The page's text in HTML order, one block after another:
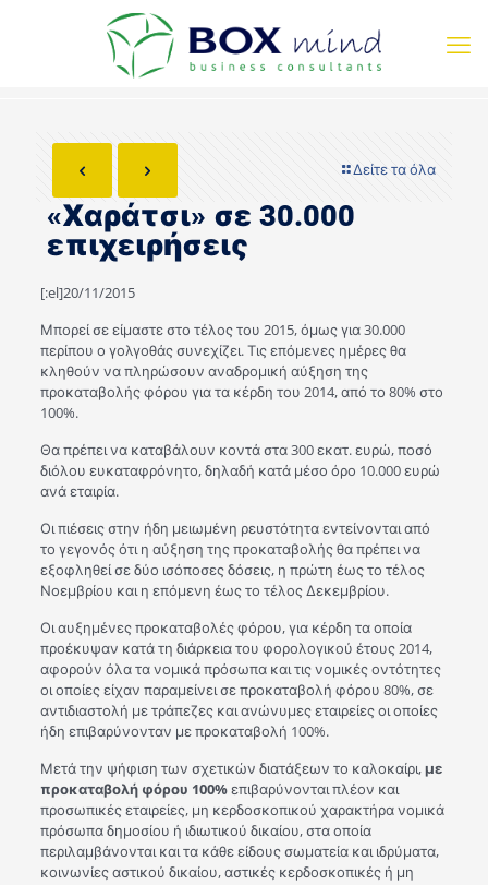
Δείτε τα όλα
«Χαράτσι» σε 30.000
επιχειρήσεις
[:el]20/11/2015
Μπορεί σε είμαστε στο τέλος του 2015, όμως για 30.000
περίπου ο γολγοθάς συνεχίζει. Τις επόμενες ημέρες θα
κληθούν να πληρώσουν αναδρομική αύξηση της
προκαταβολής φόρου για τα κέρδη του 2014, από το 80% στο
100%.
Θα πρέπει να καταβάλουν κοντά στα 300 εκατ. ευρώ, ποσό
διόλου ευκαταφρόνητο, δηλαδή κατά μέσο όρο 10.000 ευρώ
ανά εταιρία.
Οι πιέσεις στην ήδη μειωμένη ρευστότητα εντείνονται από
το γεγονός ότι η αύξηση της προκαταβολής θα πρέπει να
εξοφληθεί σε δύο ισόποσες δόσεις, η πρώτη έως το τέλος
Νοεμβρίου και η επόμενη έως το τέλος Δεκεμβρίου.
Οι αυξημένες προκαταβολές φόρου, για κέρδη τα οποία
προέκυψαν κατά τη διάρκεια του φορολογικού έτους 2014,
αφορούν όλα τα νομικά πρόσωπα και τις νομικές οντότητες
οι οποίες είχαν παραμείνει σε προκαταβολή φόρου 80%, σε
αντιδιαστολή με τράπεζες και ανώνυμες εταιρείες οι οποίες
ήδη επιβαρύνονταν με προκαταβολή 100%.
Μετά την ψήφιση των σχετικών διατάξεων το καλοκαίρι,με
προκαταβολή φόρου 100%επιβαρύνονται πλέον και
προσωπικές εταιρείες, μη κερδοσκοπικού χαρακτήρα νομικά
πρόσωπα δημοσίου ή ιδιωτικού δικαίου, στα οποία
περιλαμβάνονται και τα κάθε είδους σωματεία και ιδρύματα,
κοινωνίες αστικού δικαίου, αστικές κερδοσκοπικές ή μη